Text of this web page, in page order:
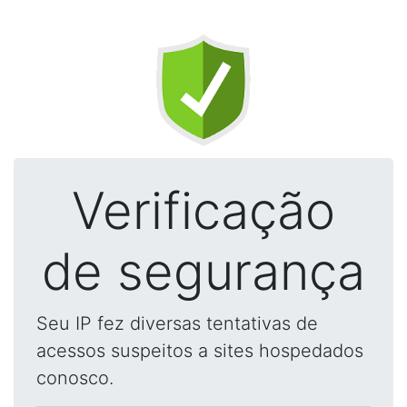
Verificação
de segurança
Seu IP fez diversas tentativas de
acessos suspeitos a sites hospedados
conosco.